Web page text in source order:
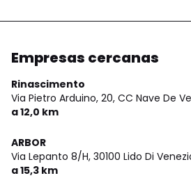
Empresas cercanas
Rinascimento
Via Pietro Arduino, 20, CC Nave De
a 12,0 km
ARBOR
Via Lepanto 8/H, 30100 Lido Di
a 15,3 km